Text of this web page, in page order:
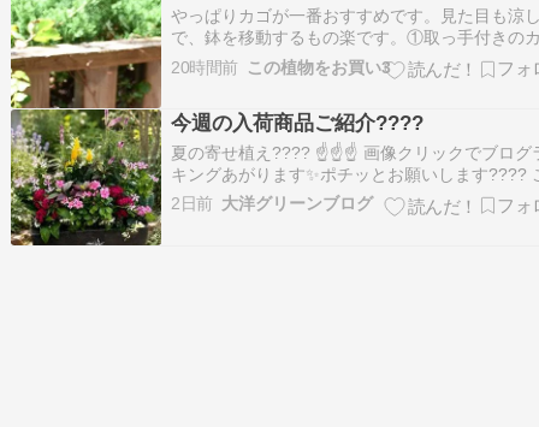
やっぱりカゴが一番おすすめです。見た目も涼
で、鉢を移動するもの楽です。①取っ手付きの
１(丸い形）ニチニチソウ、ペンタス、アルテル
テラ、ジュズサンゴ絣など②横長もあります。
形も素敵です。ジニア、ロニセラ、ラミウム④
手…
20時間前 この植物をお買い3
今週の入荷商品ご紹介????
夏の寄せ植え???? ☝️☝️☝️ 画像クリックでブログ
キングあがります✨ポチッとお願いします????
にちは堤です???? 暦の上ではもうすぐ秋ですが
だまだ厳しい暑さが続いていますね???? そんな
2日前 大洋グリーンブログ